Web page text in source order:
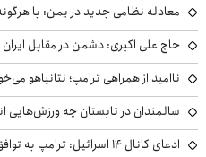
معادله نظامی جدید در یمن: با
حاج علی اکبری: دشمن در مقابل
ناامید از همراهی ترامپ؛ نتانیاهو
سالمندان در تابستان چه ورزش‌هایی
ادعای کانال ۱۴ اسرائیل: ترامپ به توافق با ایران نزدیک می‌شود